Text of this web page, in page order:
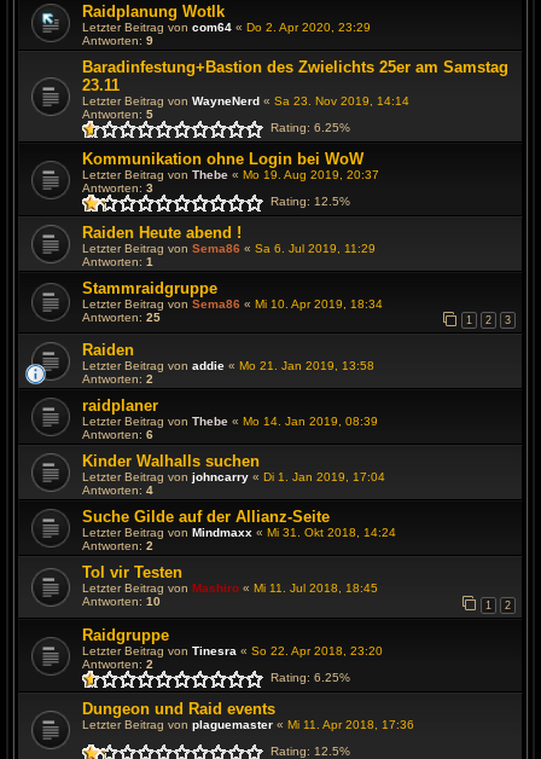
Raidplanung Wotlk
Letzter Beitrag von com64 « Do 2. Apr 2020, 23:29
Antworten: 9
Baradinfestung+Bastion des Zwielichts 25er am Samstag
23.11
Letzter Beitrag von WayneNerd « Sa 23. Nov 2019, 14:14
Antworten: 5
Rating: 6.25%
Kommunikation ohne Login bei WoW
Letzter Beitrag von Thebe « Mo 19. Aug 2019, 20:37
Antworten: 3
Rating: 12.5%
Raiden Heute abend !
Letzter Beitrag von Sema86 « Sa 6. Jul 2019, 11:29
Antworten: 1
Stammraidgruppe
Letzter Beitrag von Sema86 « Mi 10. Apr 2019, 18:34
Antworten: 25 1 2 3
Raiden
Letzter Beitrag von addie « Mo 21. Jan 2019, 13:58
Antworten: 2
raidplaner
Letzter Beitrag von Thebe « Mo 14. Jan 2019, 08:39
Antworten: 6
Kinder Walhalls suchen
Letzter Beitrag von johncarry « Di 1. Jan 2019, 17:04
Antworten: 4
Suche Gilde auf der Allianz-Seite
Letzter Beitrag von Mindmaxx « Mi 31. Okt 2018, 14:24
Antworten: 2
Tol vir Testen
Letzter Beitrag von Mashiro « Mi 11. Jul 2018, 18:45
Antworten: 10 1 2
Raidgruppe
Letzter Beitrag von Tinesra « So 22. Apr 2018, 23:20
Antworten: 2
Rating: 6.25%
Dungeon und Raid events
Letzter Beitrag von plaguemaster « Mi 11. Apr 2018, 17:36
Rating: 12.5%